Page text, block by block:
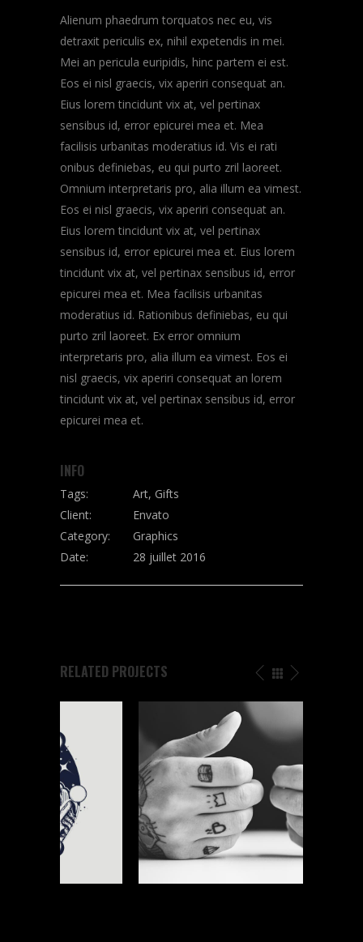
Alienum phaedrum torquatos nec eu, vis
detraxit periculis ex, nihil expetendis in mei.
Mei an pericula euripidis, hinc partem ei est.
Eos ei nisl graecis, vix aperiri consequat an.
Eius lorem tincidunt vix at, vel pertinax
sensibus id, error epicurei mea et. Mea
facilisis urbanitas moderatius id. Vis ei rati
onibus definiebas, eu qui purto zril laoreet.
Omnium interpretaris pro, alia illum ea vimest.
Eos ei nisl graecis, vix aperiri consequat an.
Eius lorem tincidunt vix at, vel pertinax
sensibus id, error epicurei mea et. Eius lorem
tincidunt vix at, vel pertinax sensibus id, error
epicurei mea et. Mea facilisis urbanitas
moderatius id. Rationibus definiebas, eu qui
purto zril laoreet. Ex error omnium
interpretaris pro, alia illum ea vimest. Eos ei
nisl graecis, vix aperiri consequat an lorem
tincidunt vix at, vel pertinax sensibus id, error
epicurei mea et.
INFO
Tags:
Art, Gifts
Client:
Envato
Category:
Graphics
Date:
28 juillet 2016
RELATED PROJECTS
TATTOO WORK
Graphics